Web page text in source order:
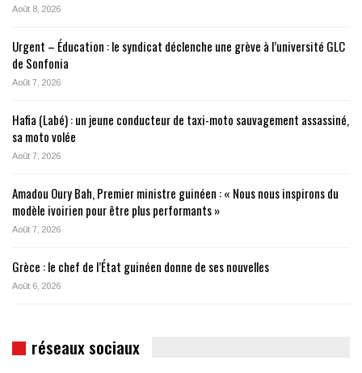
Août 8, 2026
Urgent – Éducation : le syndicat déclenche une grève à l’université GLC
de Sonfonia
Août 7, 2026
Hafia (Labé) : un jeune conducteur de taxi-moto sauvagement assassiné,
sa moto volée
Août 7, 2026
Amadou Oury Bah, Premier ministre guinéen : « Nous nous inspirons du
modèle ivoirien pour être plus performants »
Août 7, 2026
Grèce : le chef de l’État guinéen donne de ses nouvelles
Août 6, 2026
réseaux sociaux